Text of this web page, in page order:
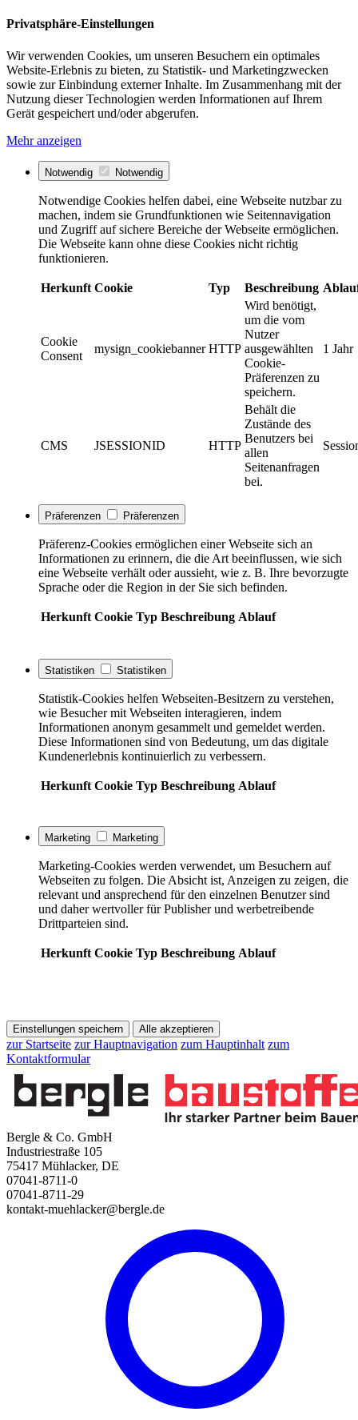
Privatsphäre-Einstellungen
Wir verwenden Cookies, um unseren Besuchern ein optimales
Website-Erlebnis zu bieten, zu Statistik- und Marketingzwecken
sowie zur Einbindung externer Inhalte. Im Zusammenhang mit der
Nutzung dieser Technologien werden Informationen auf Ihrem
Gerät gespeichert und/oder abgerufen.
Mehr anzeigen
Notwendig Notwendig
Notwendige Cookies helfen dabei, eine Webseite nutzbar zu
machen, indem sie Grundfunktionen wie Seitennavigation
und Zugriff auf sichere Bereiche der Webseite ermöglichen.
Die Webseite kann ohne diese Cookies nicht richtig
funktionieren.
Herkunft Cookie Typ Beschreibung
Cookie
Consent
mysign_cookiebanner HTTP
Wird benötigt,
um die vom
Nutzer
ausgewählten
Cookie-
Präferenzen zu
speichern.
1 Jahr
CMS JSESSIONID HTTP
Behält die
Zustände des
Benutzers bei
allen
Seitenanfragen
bei.
Präferenzen Präferenzen
Präferenz-Cookies ermöglichen einer Webseite sich an
Informationen zu erinnern, die die Art beeinflussen, wie sich
eine Webseite verhält oder aussieht, wie z. B. Ihre bevorzugte
Sprache oder die Region in der Sie sich befinden.
Herkunft Cookie Typ Beschreibung Ablauf
Statistiken Statistiken
Statistik-Cookies helfen Webseiten-Besitzern zu verstehen,
wie Besucher mit Webseiten interagieren, indem
Informationen anonym gesammelt und gemeldet werden.
Diese Informationen sind von Bedeutung, um das digitale
Kundenerlebnis kontinuierlich zu verbessern.
Herkunft Cookie Typ Beschreibung Ablauf
Marketing Marketing
Marketing-Cookies werden verwendet, um Besuchern auf
Webseiten zu folgen. Die Absicht ist, Anzeigen zu zeigen, die
relevant und ansprechend für den einzelnen Benutzer sind
und daher wertvoller für Publisher und werbetreibende
Drittparteien sind.
Herkunft Cookie Typ Beschreibung Ablauf
Einstellungen speichern Alle akzeptieren
zur Startseite zur Hauptnavigation zum Hauptinhalt zum
Kontaktformular
Bergle & Co. GmbH
Industriestraße 105
75417 Mühlacker, DE
07041-8711-0
07041-8711-29
kontakt-muehlacker@bergle.de